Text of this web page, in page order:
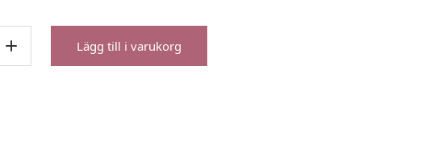
Lägg till i varukorg